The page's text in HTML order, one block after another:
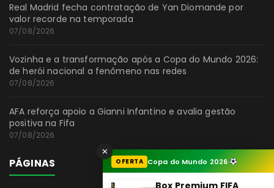
✕
OFERTA Copa do Mundo 2026
Box Premium FIFA
Real Madrid fecha contratação de Yan Diomande por
valor recorde na temporada
07/08/2026
Vozinha e a transformação após a Copa do Mundo 2026:
de herói nacional a fenômeno nas redes
07/08/2026
AFA reforça apoio a Gianni Infantino e avalia gestão
positiva na Fifa
07/08/2026
PÁGINAS